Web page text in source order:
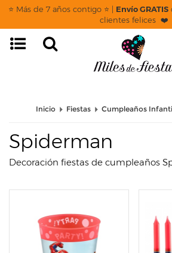
⭐ Más de 7 años contigo ⭐ | Envío GRATIS
clientes felices ❤️
page: listado
Inicio Fiestas Cumpleaños
Spiderman
Decoración fiestas de cumpleaños